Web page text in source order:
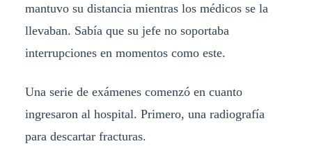
mantuvo su distancia mientras los médicos se la
llevaban. Sabía que su jefe no soportaba
interrupciones en momentos como este.
Una serie de exámenes comenzó en cuanto
ingresaron al hospital. Primero, una radiografía
para descartar fracturas.